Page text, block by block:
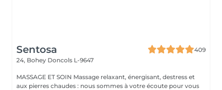
Sentosa
409
24, Bohey Doncols L-9647
MASSAGE ET SOIN Massage relaxant, énergisant, destress et
aux pierres chaudes : nous sommes à votre écoute pour vous